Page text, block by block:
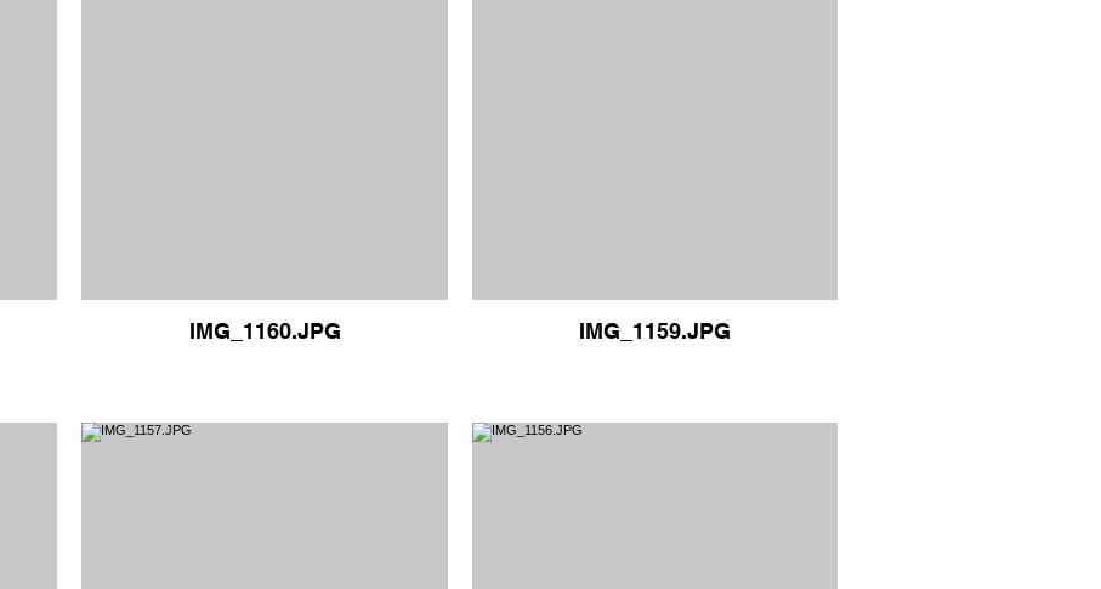
IMG_1160.JPG IMG_1159.JPG